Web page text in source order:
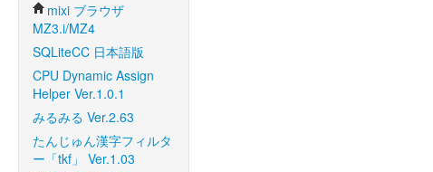
mixi ブラウザ
MZ3.i/MZ4
SQLiteCC 日本語版
CPU Dynamic Assign
Helper Ver.1.0.1
みるみる Ver.2.63
たんじゅん漢字フィルタ
ー「tkf」 Ver.1.03